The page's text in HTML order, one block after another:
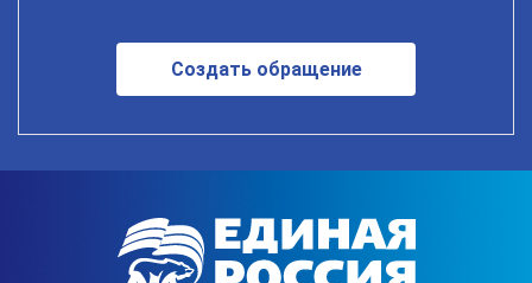
Создать обращение